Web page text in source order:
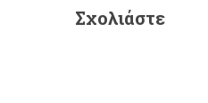
Σχολιάστε